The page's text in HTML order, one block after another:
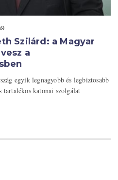
Szilárd: a Magyar
a
egyik legnagyobb és legbiztosabb
tartalékos katonai szolgálat